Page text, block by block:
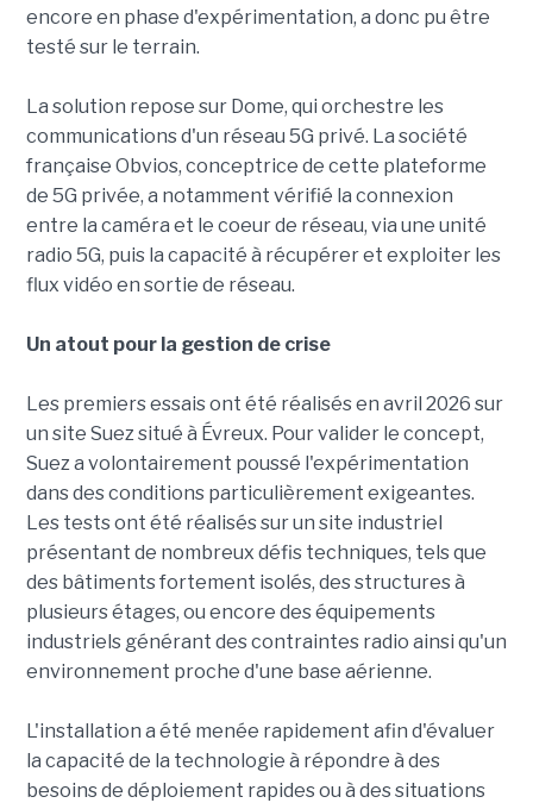
encore en phase d'expérimentation, a donc pu être
testé sur le terrain.
La solution repose sur Dome, qui orchestre les
communications d'un réseau 5G privé. La société
française Obvios, conceptrice de cette plateforme
de 5G privée, a notamment vérifié la connexion
entre la caméra et le coeur de réseau, via une unité
radio 5G, puis la capacité à récupérer et exploiter les
flux vidéo en sortie de réseau.
Un atout pour la gestion de crise
Les premiers essais ont été réalisés en avril 2026 sur
un site Suez situé à Évreux. Pour valider le concept,
Suez a volontairement poussé l'expérimentation
dans des conditions particulièrement exigeantes.
Les tests ont été réalisés sur un site industriel
présentant de nombreux défis techniques, tels que
des bâtiments fortement isolés, des structures à
plusieurs étages, ou encore des équipements
industriels générant des contraintes radio ainsi qu'un
environnement proche d'une base aérienne.
L'installation a été menée rapidement afin d'évaluer
la capacité de la technologie à répondre à des
besoins de déploiement rapides ou à des situations